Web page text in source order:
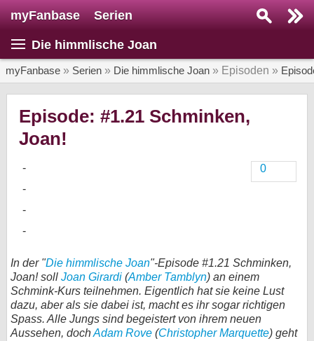
myFanbase Serien
Die himmlische Joan
myFanbase » Serien » Die himmlische Joan » Episoden »
Episode: #1.21 Schminken,
Joan!
0
In der "Die himmlische Joan"-Episode #1.21 Schminken,
Joan! soll Joan Girardi (Amber Tamblyn) an einem
Schmink-Kurs teilnehmen. Eigentlich hat sie keine Lust
dazu, aber als sie dabei ist, macht es ihr sogar richtigen
Spass. Alle Jungs sind begeistert von ihrem neuen
Aussehen, dochAdam Rove (Christopher Marquette) geht
Home
SERIEN
Kolumnen
Gewinnspiele
Forum
bei X